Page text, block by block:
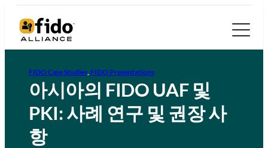
FIDO Case Studies FIDO Presentations
아시아의 FIDO UAF 및
PKI: 사례 연구 및 권장 사
항